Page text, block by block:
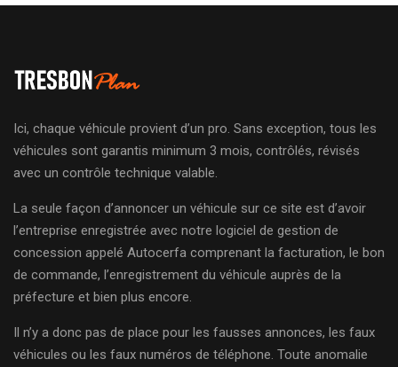
Ici, chaque véhicule provient d’un pro. Sans exception, tous les
véhicules sont garantis minimum 3 mois, contrôlés, révisés
avec un contrôle technique valable.
La seule façon d’annoncer un véhicule sur ce site est d’avoir
l’entreprise enregistrée avec notre logiciel de gestion de
concession appelé Autocerfa comprenant la facturation, le bon
de commande, l’enregistrement du véhicule auprès de la
préfecture et bien plus encore.
Il n’y a donc pas de place pour les fausses annonces, les faux
véhicules ou les faux numéros de téléphone. Toute anomalie